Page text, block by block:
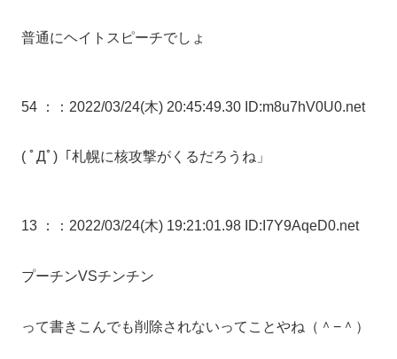
普通にヘイトスピーチでしょ
54 ： ：2022/03/24(木) 20:45:49.30 ID:m8u7hV0U0.net
( ﾟДﾟ)「札幌に核攻撃がくるだろうね」
13 ： ：2022/03/24(木) 19:21:01.98 ID:I7Y9AqeD0.net
プーチンVSチンチン
って書きこんでも削除されないってことやね（＾−＾）